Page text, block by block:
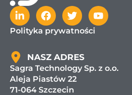
Polityka prywatności
NASZ ADRES
Sagra Technology Sp. z o.o.
Aleja Piastów 22
71-064 Szczecin